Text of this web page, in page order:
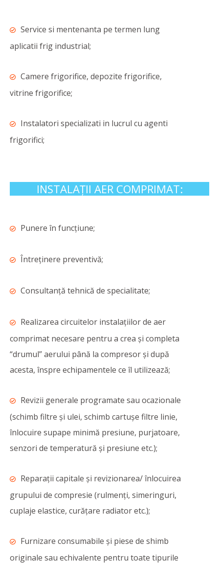
Service si mentenanta pe termen lung
aplicatii frig industrial;
Camere frigorifice, depozite frigorifice,
vitrine frigorifice;
Instalatori specializati in lucrul cu agenti
frigorifici;
INSTALAȚII AER COMPRIMAT:
Punere în funcțiune;
Întreținere preventivă;
Consultanță tehnică de specialitate;
Realizarea circuitelor instalațiilor de aer
comprimat necesare pentru a crea și completa
“drumul” aerului până la compresor și după
acesta, înspre echipamentele ce îl utilizează;
Revizii generale programate sau ocazionale
(schimb filtre și ulei, schimb cartușe filtre linie,
înlocuire supape minimă presiune, purjatoare,
senzori de temperatură și presiune etc.);
Reparații capitale și revizionarea/ înlocuirea
grupului de compresie (rulmenți, simeringuri,
cuplaje elastice, curățare radiator etc.);
Furnizare consumabile și piese de shimb
originale sau echivalente pentru toate tipurile